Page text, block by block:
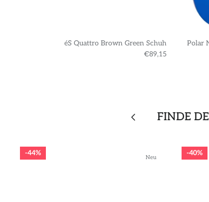
éS Quattro Brown Green Schuh
€89,15
Polar
FINDE
Neu
44% 40%